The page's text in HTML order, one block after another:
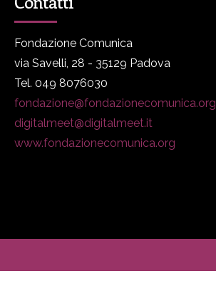
Fondazione Comunica
via Savelli, 28 - 35129 Padova
Tel. 049 8076030
fondazione@fondazionecomunica.org
digitalmeet@digitalmeet.it
www.fondazionecomunica.org